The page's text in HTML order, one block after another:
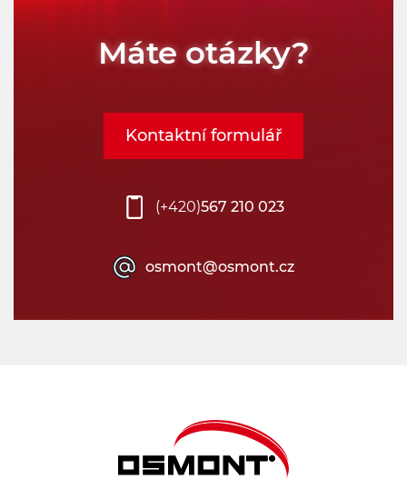
Máte otázky?
(+420)567 210 023
osmont@osmont.cz
Kontaktní formulář